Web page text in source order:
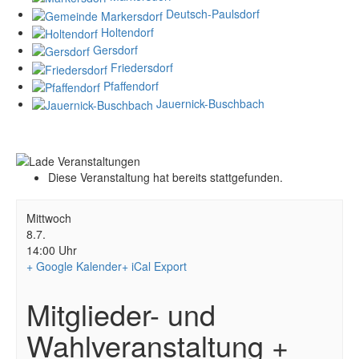
Deutsch-Paulsdorf
Holtendorf
Gersdorf
Friedersdorf
Pfaffendorf
Jauernick-Buschbach
Diese Veranstaltung hat bereits stattgefunden.
Mittwoch
8.7.
14:00 Uhr
+ Google Kalender+ iCal Export
Mitglieder- und
Wahlveranstaltung +